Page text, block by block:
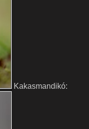
Kakasmandikó: